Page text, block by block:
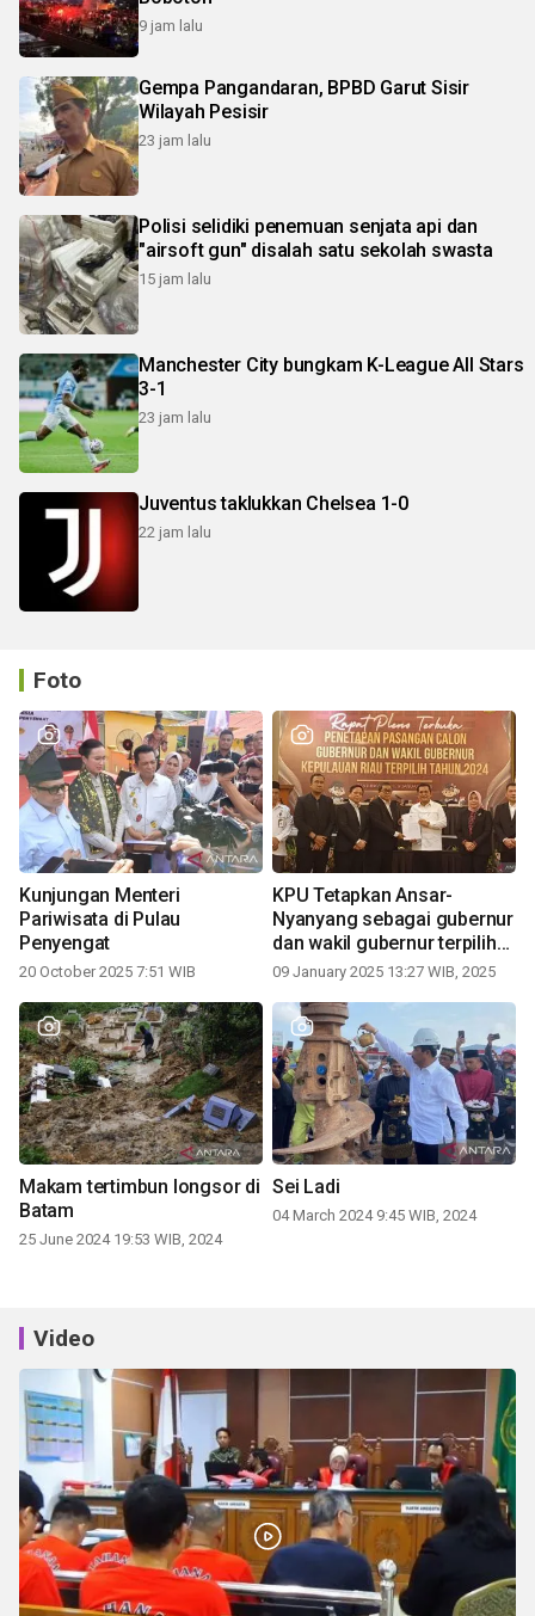
9 jam lalu
Gempa Pangandaran, BPBD Garut Sisir
Wilayah Pesisir
23 jam lalu
Polisi selidiki penemuan senjata api dan
"airsoft gun" disalah satu sekolah swasta
15 jam lalu
Manchester City bungkam K-League All Stars
3-1
23 jam lalu
Juventus taklukkan Chelsea 1-0
22 jam lalu
Foto
Kunjungan Menteri
Pariwisata di Pulau
Penyengat
20 October 2025 7:51 WIB
KPU Tetapkan Ansar-
Nyanyang sebagai gubernur
dan wakil gubernur terpilih
periode 2025-2030
09 January 2025 13:27 WIB, 2025
Makam tertimbun longsor di
Batam
25 June 2024 19:53 WIB, 2024
Sei Ladi
04 March 2024 9:45 WIB, 2024
Video